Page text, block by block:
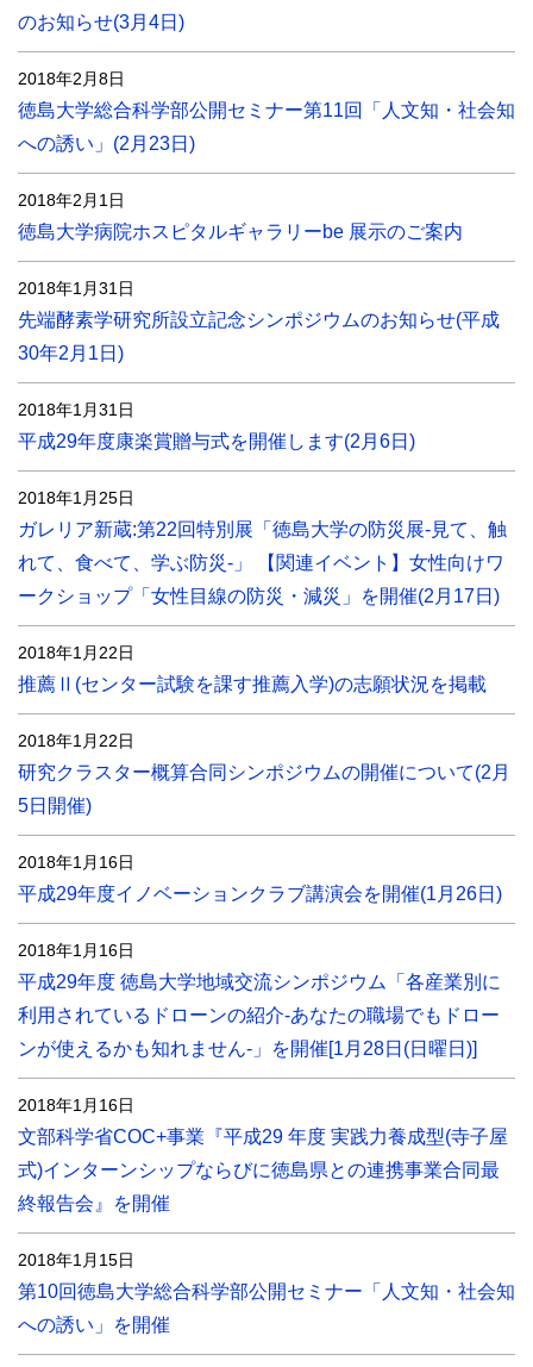
のお知らせ(3月4日)
2018年2月8日
徳島大学総合科学部公開セミナー第11回「人文知・社会知
への誘い」(2月23日)
2018年2月1日
徳島大学病院ホスピタルギャラリーbe 展示のご案内
2018年1月31日
先端酵素学研究所設立記念シンポジウムのお知らせ(平成
30年2月1日)
2018年1月31日
平成29年度康楽賞贈与式を開催します(2月6日)
2018年1月25日
ガレリア新蔵:第22回特別展「徳島大学の防災展-見て、触
れて、食べて、学ぶ防災-」 【関連イベント】女性向けワ
ークショップ「女性目線の防災・減災」を開催(2月17日)
2018年1月22日
推薦Ⅱ(センター試験を課す推薦入学)の志願状況を掲載
2018年1月22日
研究クラスター概算合同シンポジウムの開催について(2月
5日開催)
2018年1月16日
平成29年度イノベーションクラブ講演会を開催(1月26日)
2018年1月16日
平成29年度 徳島大学地域交流シンポジウム「各産業別に
利用されているドローンの紹介-あなたの職場でもドロー
ンが使えるかも知れません-」を開催[1月28日(日曜日)]
2018年1月16日
文部科学省COC+事業『平成29 年度 実践力養成型(寺子屋
式)インターンシップならびに徳島県との連携事業合同最
終報告会』を開催
2018年1月15日
第10回徳島大学総合科学部公開セミナー「人文知・社会知
への誘い」を開催